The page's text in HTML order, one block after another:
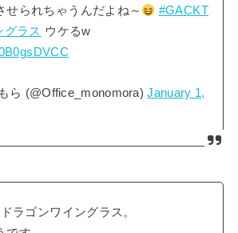
せられちゃうんだよね～
#GACKT
グラス ウケるw
ら (@Office_monomora)January 1,
ラゴンワイングラス。